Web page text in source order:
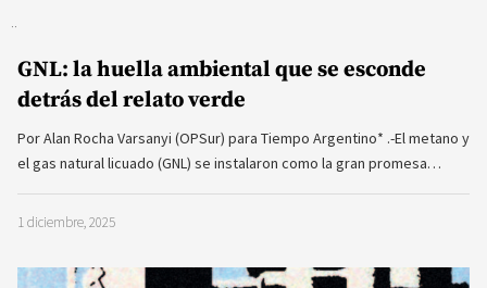
GNL: la huella ambiental que se esconde
detrás del relato verde
Por Alan Rocha Varsanyi (OPSur) para Tiempo Argentino* .-El metano y
el gas natural licuado (GNL) se instalaron como la gran promesa…
1 diciembre, 2025